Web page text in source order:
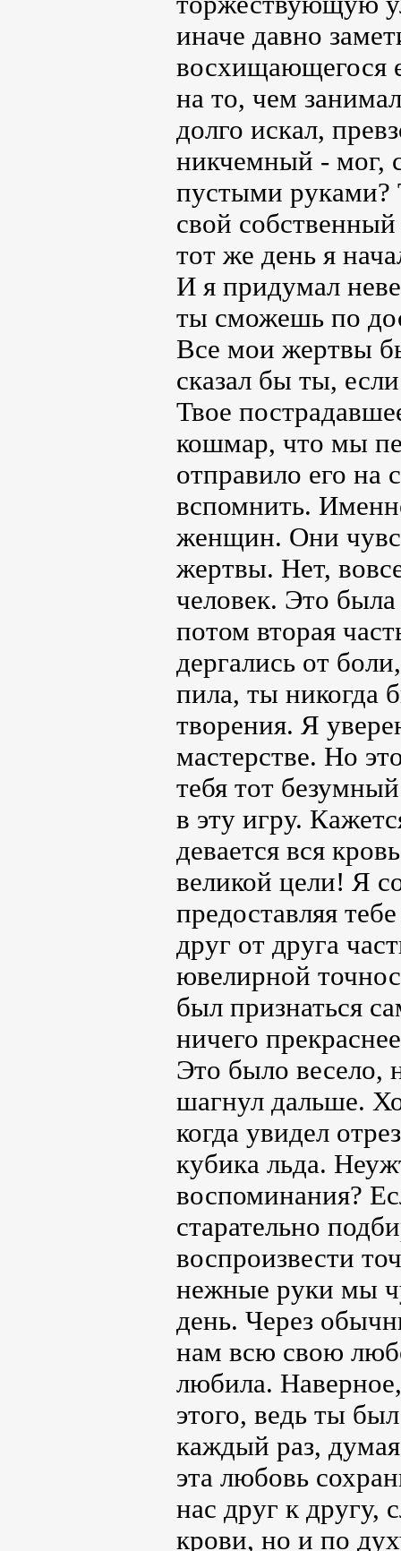
иначе давно
восхищающегося
на то, чем
долго искал,
никчемный - мог,
пустыми руками?
свой
тот же день я
И я придумал
ты сможешь по
Все мои жертвы
сказал бы ты,
Твое
кошмар, что мы
отправило его на
вспомнить.
женщин. Они
жертвы. Нет,
человек. Это
потом вторая
дергались от
пила, ты никогда
творения. Я
мастерстве. Но
тебя тот
в эту игру.
девается вся
великой цели! Я
предоставляя
друг от друга
ювелирной
был признаться
ничего
Это было весело,
шагнул дальше.
когда увидел
кубика льда.
воспоминания?
старательно
воспроизвести
нежные руки мы
день. Через
нам всю свою
любила.
этого, ведь ты
каждый раз,
эта любовь
нас друг к другу,
крови, но и по